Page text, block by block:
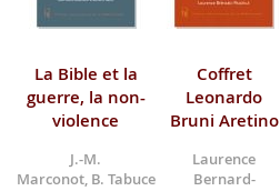
La Bible et la
guerre, la non-
violence
J.-M.
Marconot, B. Tabuce
Coffret
Leonardo
Bruni Aretino
Laurence
Bernard-